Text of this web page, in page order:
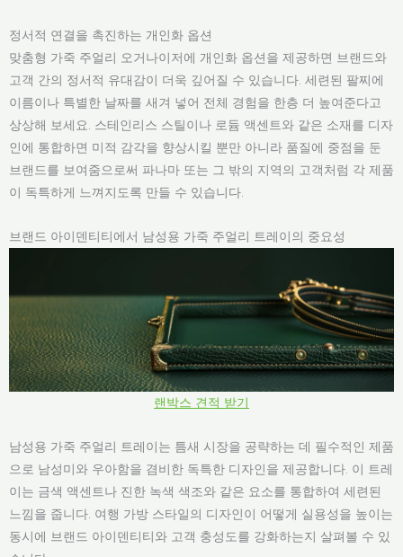
정서적 연결을 촉진하는 개인화 옵션
맞춤형 가죽 주얼리 오거나이저에 개인화 옵션을 제공하면 브랜드와
고객 간의 정서적 유대감이 더욱 깊어질 수 있습니다. 세련된 팔찌에
이름이나 특별한 날짜를 새겨 넣어 전체 경험을 한층 더 높여준다고
상상해 보세요. 스테인리스 스틸이나 로듐 액센트와 같은 소재를 디자
인에 통합하면 미적 감각을 향상시킬 뿐만 아니라 품질에 중점을 둔
브랜드를 보여줌으로써 파나마 또는 그 밖의 지역의 고객처럼 각 제품
이 독특하게 느껴지도록 만들 수 있습니다.
브랜드 아이덴티티에서 남성용 가죽 주얼리 트레이의 중요성
랜박스 견적 받기
남성용 가죽 주얼리 트레이는 틈새 시장을 공략하는 데 필수적인 제품
으로 남성미와 우아함을 겸비한 독특한 디자인을 제공합니다. 이 트레
이는 금색 액센트나 진한 녹색 색조와 같은 요소를 통합하여 세련된
느낌을 줍니다. 여행 가방 스타일의 디자인이 어떻게 실용성을 높이는
동시에 브랜드 아이덴티티와 고객 충성도를 강화하는지 살펴볼 수 있